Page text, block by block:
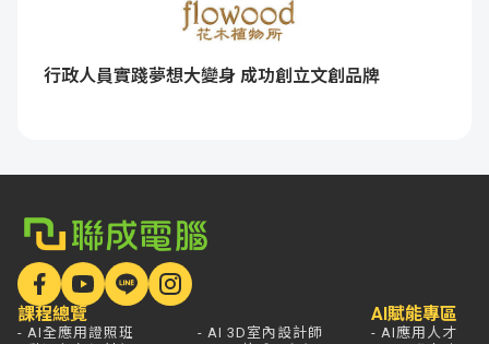
行政人員實踐夢想大變身 成功創立文創品牌
課程總覽
- AI全應用證照班
- AI 3D室內設計師
AI賦能專區
- AI應用人才